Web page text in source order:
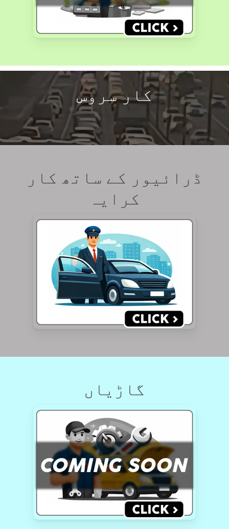
کار سروس
ڈرائیور کے ساتھ کار
کرایہ
گاڑیاں